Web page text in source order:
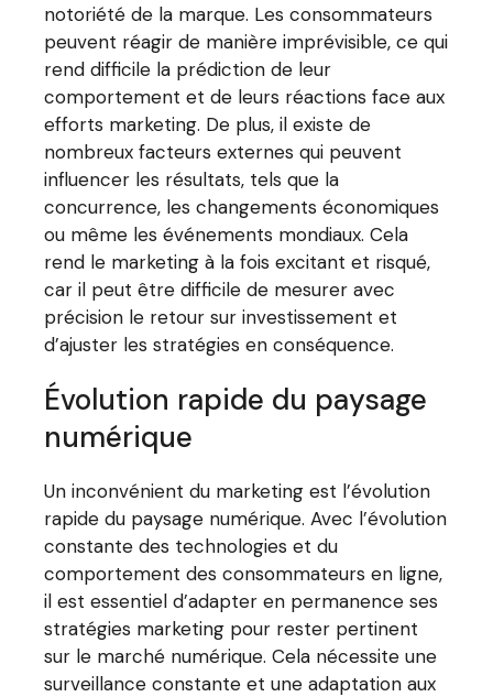
notoriété de la marque. Les consommateurs
peuvent réagir de manière imprévisible, ce qui
rend difficile la prédiction de leur
comportement et de leurs réactions face aux
efforts marketing. De plus, il existe de
nombreux facteurs externes qui peuvent
influencer les résultats, tels que la
concurrence, les changements économiques
ou même les événements mondiaux. Cela
rend le marketing à la fois excitant et risqué,
car il peut être difficile de mesurer avec
précision le retour sur investissement et
d’ajuster les stratégies en conséquence.
Évolution rapide du paysage
numérique
Un inconvénient du marketing est l’évolution
rapide du paysage numérique. Avec l’évolution
constante des technologies et du
comportement des consommateurs en ligne,
il est essentiel d’adapter en permanence ses
stratégies marketing pour rester pertinent
sur le marché numérique. Cela nécessite une
surveillance constante et une adaptation aux